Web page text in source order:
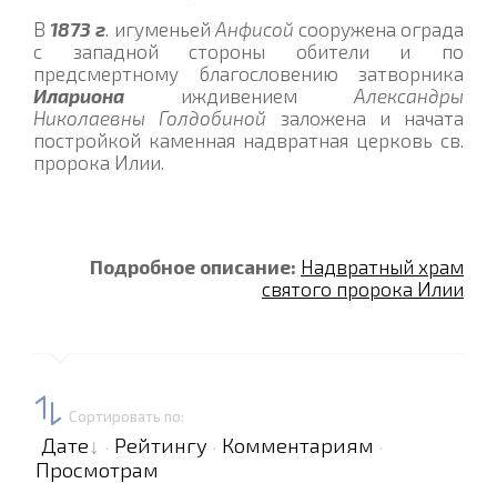
В 1873 г . игуменьей Анфисой сооружена ограда
с западной стороны обители и по
предсмертному благословению затворника
Илариона иждивением Александры
Николаевны Голдобиной заложена и начата
постройкой каменная надвратная церковь св.
пророка Илии.
Подробное описание: Надвратный храм
святого пророка Илии
Сортировать по:
Дате · Рейтингу · Комментариям ·
Просмотрам